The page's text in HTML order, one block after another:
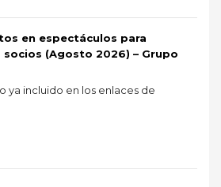
en espectáculos para
socios (Agosto 2026) – Grupo
ya incluido en los enlaces de